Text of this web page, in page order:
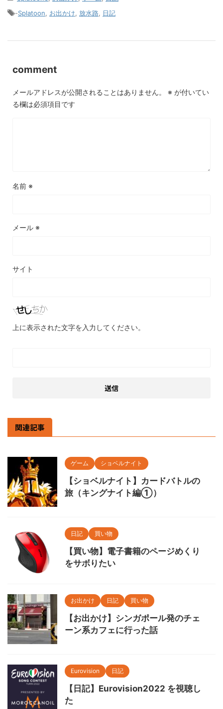
-Splatoon お出かけ 放水路 日記
comment
メールアドレスが公開されることはありません。 ※ が付いてい
る欄は必須項目です
名前 ※
メール ※
サイト
上に表示された文字を入力してください。
関連記事
ゲーム ショベルナイト
【ショベルナイト】カードバトルの
旅（キングナイト編①）
日記 買い物
【買い物】電子書籍のページめくり
をサボりたい
お出かけ 日記 買い物
【お出かけ】シンガポール発のチェ
ーン系カフェに行った話
Eurovision 日記
【日記】Eurovision2022 を視聴し
た